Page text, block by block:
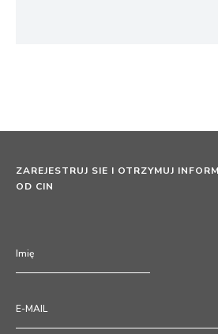
ZAREJESTRUJ SIE I OTRZYMUJ
OD CIN